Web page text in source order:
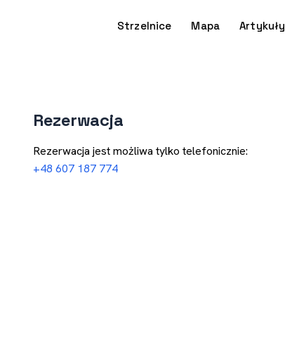
Strzelnice Mapa Artykuły
Rezerwacja
Rezerwacja jest możliwa tylko telefonicznie:
+48 607 187 774